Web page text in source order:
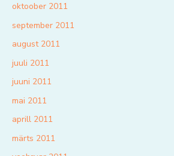
oktoober 2011
september 2011
august 2011
juuli 2011
juuni 2011
mai 2011
aprill 2011
märts 2011